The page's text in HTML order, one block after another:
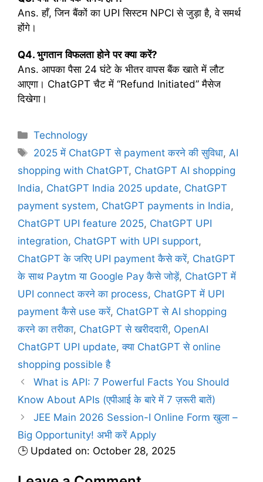
Ans. हाँ, जिन बैंकों का UPI सिस्टम NPCI से जुड़ा है, वे समर्थ
होंगे।
Q4. भुगतान विफलता होने पर क्या करें?
Ans. आपका पैसा 24 घंटे के भीतर वापस बैंक खाते में लौट
आएगा। ChatGPT चैट में “Refund Initiated” मैसेज
दिखेगा।
C
a
e
g
o
r
e
s
Technology
T
g
s
2025 में ChatGPT से payment करने की सुविधा, AI
shopping with ChatGPT, ChatGPT AI shopping
India, ChatGPT India 2025 update, ChatGPT
payment system, ChatGPT payments in India,
ChatGPT UPI feature 2025, ChatGPT UPI
integration, ChatGPT with UPI support,
ChatGPT के जरिए UPI payment कैसे करें, ChatGPT
के साथ Paytm या Google Pay कैसे जोड़ें, ChatGPT में
UPI connect करने का process, ChatGPT में UPI
payment कैसे use करें, ChatGPT से AI shopping
करने का तरीका, ChatGPT से खरीददारी, OpenAI
ChatGPT UPI update,क्या ChatGPT से online
shopping possible है
What is API: 7 Powerful Facts You Should
Know About APIs (एपीआई के बारे में 7 ज़रूरी बातें)
JEE Main 2026 Session-I Online Form खुला –
Big Opportunity! अभी करें Apply
🕒 Updated on: October 28, 2025